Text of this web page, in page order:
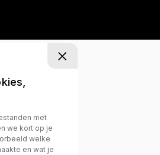
met
we kort op je
welke
en wat je